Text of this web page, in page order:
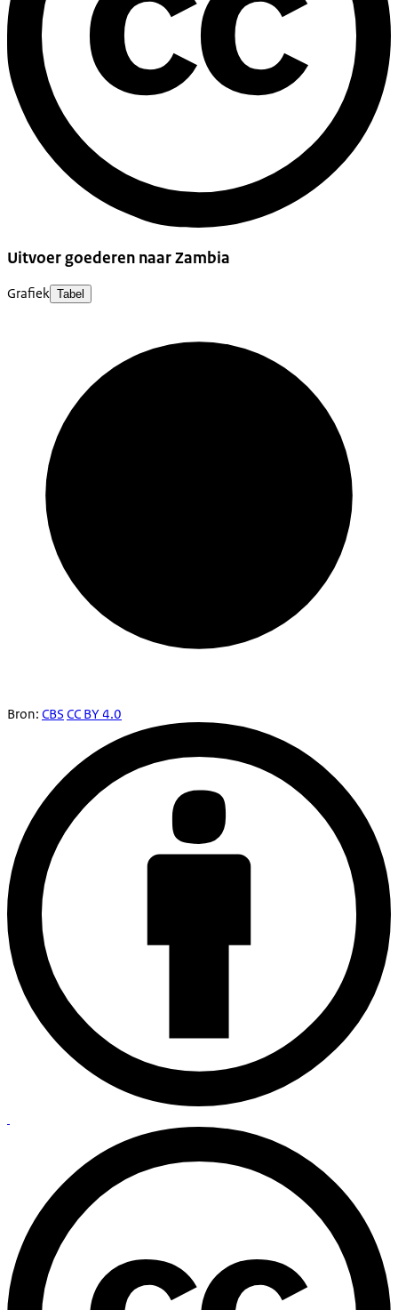
Uitvoer goederen naar Zambia
Grafiek Tabel
Bron: CBS CC BY 4.0